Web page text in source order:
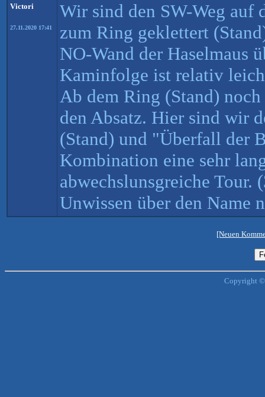
Victori
27.11.2020 17:41
Wir sind den SW-Weg auf
zum Ring geklettert
NO-Wand der Haselmaus
Kaminfolge ist relativ
Ab dem Ring (Stand)
den Absatz. Hier sind wir
(Stand) und "Überfall der
Kombination eine sehr
abwechslunsgreiche Tour.
Unwissen über den Name
[Neuen
Copyright ©